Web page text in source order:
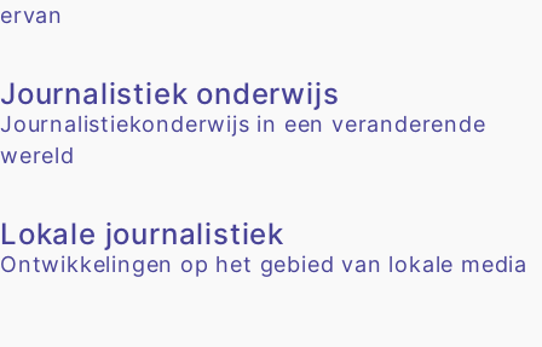
ervan
Journalistiek onderwijs
Journalistiekonderwijs in een veranderende
wereld
Lokale journalistiek
Ontwikkelingen op het gebied van lokale media